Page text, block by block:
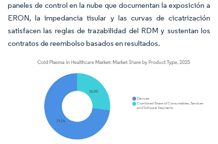
paneles de control en la nube que documentan la exposición a
ERON, la impedancia tisular y las curvas de cicatrización
satisfacen las reglas de trazabilidad del RDM y sustentan los
contratos de reembolso basados en resultados.